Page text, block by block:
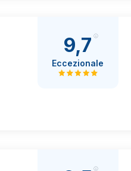
9,7
Eccezionale